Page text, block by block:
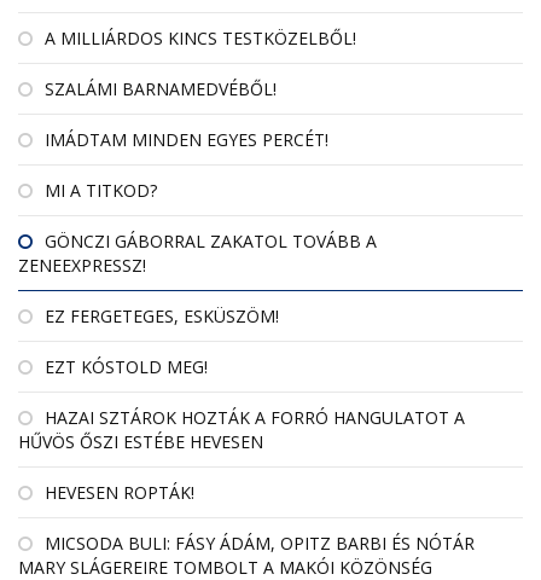
A MILLIÁRDOS KINCS TESTKÖZELBŐL!
SZALÁMI BARNAMEDVÉBŐL!
IMÁDTAM MINDEN EGYES PERCÉT!
MI A TITKOD?
GÖNCZI GÁBORRAL ZAKATOL TOVÁBB A
ZENEEXPRESSZ!
EZ FERGETEGES, ESKÜSZÖM!
EZT KÓSTOLD MEG!
HAZAI SZTÁROK HOZTÁK A FORRÓ HANGULATOT A
HŰVÖS ŐSZI ESTÉBE HEVESEN
HEVESEN ROPTÁK!
MICSODA BULI: FÁSY ÁDÁM, OPITZ BARBI ÉS NÓTÁR
MARY SLÁGEREIRE TOMBOLT A MAKÓI KÖZÖNSÉG